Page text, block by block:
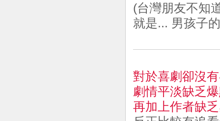
(台灣朋友不知
就是... 男孩子
對於喜劇卻沒
劇情平淡缺乏
再加上作者缺